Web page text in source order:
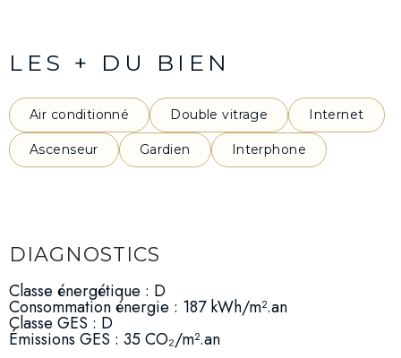
LES + DU BIEN
Air conditionné Double vitrage Internet
Ascenseur Gardien Interphone
DIAGNOSTICS
Classe énergétique : D
Consommation énergie : 187 kWh/m².an
Classe GES : D
Émissions GES : 35 CO₂/m².an